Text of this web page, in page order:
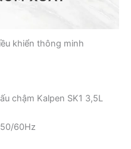
khiển thông minh
chậm Kalpen SK1 3,5L
60Hz